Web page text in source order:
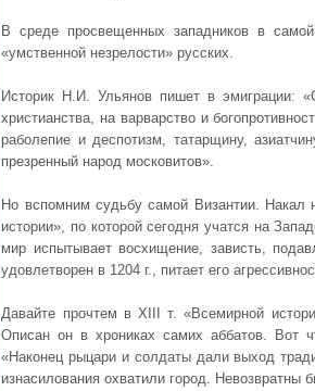
В среде просвещенных западников в
«умственной незрелости» русских.
Историк Н.И. Ульянов пишет в эмиграции:
христианства, на варварство и
раболепие и деспотизм, татарщину,
презренный народ московитов».
Но вспомним судьбу самой Византии. Накал
истории», по которой сегодня учатся на
мир испытывает восхищение, зависть,
удовлетворен в 1204 г., питает его
Давайте прочтем в XIII т. «Всемирной
Описан он в хрониках самих аббатов. Вот
«Наконец рыцари и солдаты дали выход
изнасилования охватили город. Невозвратны